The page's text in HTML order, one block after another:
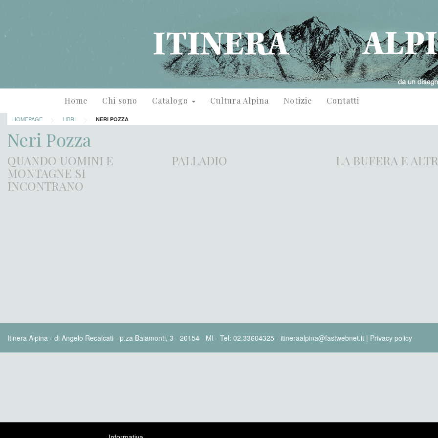
Home Chi sono Catalogo Cultura Alpina Notizie Contatti
HOMEPAGE LIBRI NERI POZZA
Neri Pozza
QUANDO UOMINI E
MONTAGNE SI
INCONTRANO
PALLADIO LA BUFERA E
Itinera Alpina - di Angelo Recalcati - p.za Baiamonti, 3 - 20154 - MI - Tel: 02.33604325 - itineraalpina@fastwebnet.it | Privacy policy